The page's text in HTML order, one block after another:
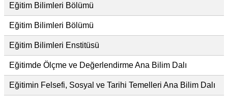
Eğitim Bilimleri Bölümü
Eğitim Bilimleri Bölümü
Eğitim Bilimleri Enstitüsü
Eğitimde Ölçme ve Değerlendirme Ana Bilim Dalı
Eğitimin Felsefi, Sosyal ve Tarihi Temelleri Ana Bilim Dalı